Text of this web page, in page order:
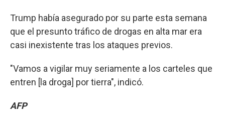
Trump había asegurado por su parte esta semana
que el presunto tráfico de drogas en alta mar era
casi inexistente tras los ataques previos.
"Vamos a vigilar muy seriamente a los carteles que
entren [la droga] por tierra", indicó.
AFP